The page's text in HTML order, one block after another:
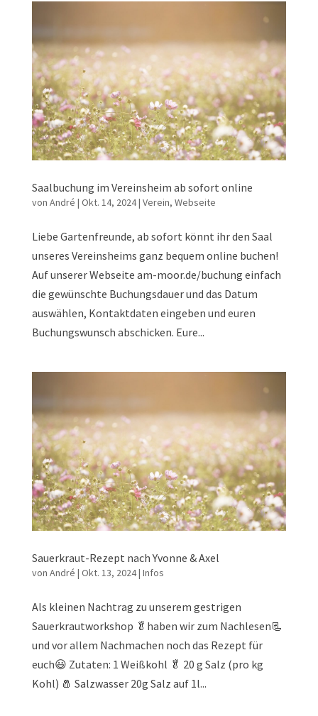
Saalbuchung im Vereinsheim ab sofort online
von André | Okt. 14, 2024| Verein, Webseite
Liebe Gartenfreunde, ab sofort könnt ihr den Saal
unseres Vereinsheims ganz bequem online buchen!
Auf unserer Webseite am-moor.de/buchung einfach
die gewünschte Buchungsdauer und das Datum
auswählen, Kontaktdaten eingeben und euren
Buchungswunsch abschicken. Eure...
Sauerkraut-Rezept nach Yvonne & Axel
von André | Okt. 13, 2024| Infos
Als kleinen Nachtrag zu unserem gestrigen
Sauerkrautworkshop 🥬haben wir zum Nachlesen📃
und vor allem Nachmachen noch das Rezept für
euch😃 Zutaten: 1 Weißkohl 🥬 20 g Salz (pro kg
Kohl) 🧂 Salzwasser 20g Salz auf 1l...